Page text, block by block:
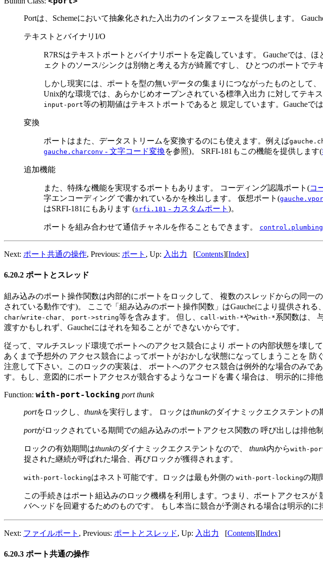
Portは、Schemeにおいて抽象化された入出力のインタフェースを提供します。
テキストとバイナリI/O
R7RSはテキストポートとバイナリポートを定義しています。 Gaucheでは、
ェクトのソース/シンクは別物と考える方が綺麗ですし、 ひとつのポートでテ
しかし現実には、ポートを型の無いデータの集まりにつながったものとして
Unix的な環境では、あらかじめオープンされている標準入出力 に対してテキ
input-port等の初期値はテキストポートであると 規定しています。Gaucheで
変換
ポートはまた、データストリームを変換するのにも使えます。例えば
gauche.charconv - 文字コード変換を参照)。 SRFI-181もこの機能を提供します(
追加機能
また、特殊な機能を実現するポートもあります。 コーディング認識ポート(コ
字エンコーディング で書かれているかを検出します。 仮想ポート(
はSRFI-181にもあります (srfi.181 - カスタムポート )。
ポートを組み合わせて通信チャネルを作ることもできます。 control.plumbing
Next: ポート共通の操作, Previous: ポート , Up: 入出力 [Contents][Index]
6.20.2 ポートとスレッド
組み込みのポート操作関数は内部的にポートをロックして、 複数のスレッドからの同一
されている動作です)。 ここで「組み込みのポート操作関数」はGaucheにより提供され
char/write-char port->string等を含みます。 但し、 call-with-*やwith-*系関数は、
渡すかもしれず、Gaucheにはそれを知ることが できないからです。
従って、マルチスレッド環境でポートへのアクセス競合により ポートの内部状態を壊
あくまで予想外の アクセス競合によってポートがおかしな状態になってしまうことを
注意して下さい。このロックの実装は、 ポートへのアクセス競合は例外的な場合のみで
す。もし、意図的にポートアクセスが競合するようなコードを書く場合は、 明示的に排他
Function: with-port-locking port thunk
portをロックし、 thunkを実行します。 ロックはthunkのダイナミックエクステントの
portがロックされている期間での組み込みのポートアクセス関数の 呼び出しは排他
ロックの有効期間はthunkのダイナミックエクステントなので、 thunk内からwith-
捉された継続が呼ばれた場合、再びロックが獲得されます。
with-port-lockingはネスト可能です。ロックは最も外側の with-port-lockingの期
この手続きはポート組込みのロック機構を利用します。つまり、ポートアクセス
バヘッドを回避するためのものです。 もし本当に競合が予測される場合は明示的に
Next: ファイルポート , Previous: ポートとスレッド, Up: 入出力 [Contents][Index]
6.20.3 ポート共通の操作